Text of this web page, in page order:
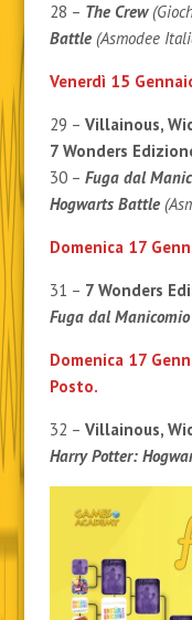
28 – The Crew
Battle(Asmodee
Venerdì 15
29 – Villainous,
7 Wonders
30 – Fuga dal
Hogwarts Battle
Domenica 17
31 – 7 Wonders
Fuga dal Manicomio
Domenica 17
Posto.
32 – Villainous,
Harry Potter: